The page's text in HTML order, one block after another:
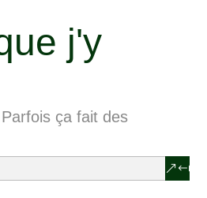
j'y
ça fait des